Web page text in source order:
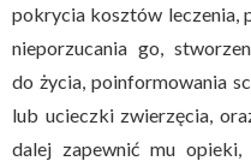
pokrycia kosztów leczenia,
nieporzucania go,
do życia, poinformowania
lub ucieczki zwierzęcia,
dalej zapewnić mu